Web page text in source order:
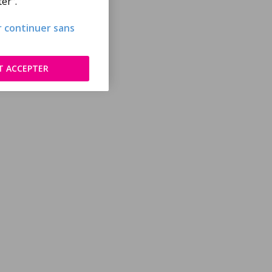
continuer sans
ACCEPTER